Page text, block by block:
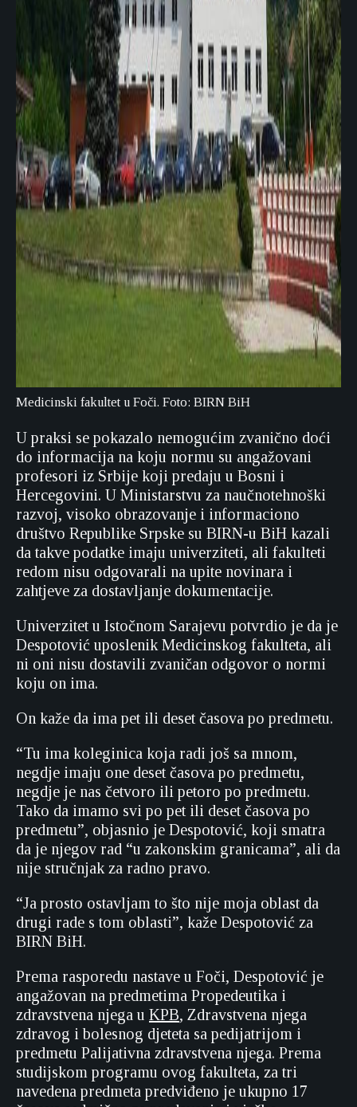
Medicinski fakultet u Foči. Foto: BIRN BiH
U praksi se pokazalo nemogućim zvanično doći
do informacija na koju normu su angažovani
profesori iz Srbije koji predaju u Bosni i
Hercegovini. U Ministarstvu za naučnotehnoški
razvoj, visoko obrazovanje i informaciono
društvo Republike Srpske su BIRN-u BiH kazali
da takve podatke imaju univerziteti, ali fakulteti
redom nisu odgovarali na upite novinara i
zahtjeve za dostavljanje dokumentacije.
Univerzitet u Istočnom Sarajevu potvrdio je da je
Despotović uposlenik Medicinskog fakulteta, ali
ni oni nisu dostavili zvaničan odgovor o normi
koju on ima.
On kaže da ima pet ili deset časova po predmetu.
“Tu ima koleginica koja radi još sa mnom,
negdje imaju one deset časova po predmetu,
negdje je nas četvoro ili petoro po predmetu.
Tako da imamo svi po pet ili deset časova po
predmetu”, objasnio je Despotović, koji smatra
da je njegov rad “u zakonskim granicama”, ali da
nije stručnjak za radno pravo.
“Ja prosto ostavljam to što nije moja oblast da
drugi rade s tom oblasti”, kaže Despotović za
BIRN BiH.
Prema rasporedu nastave u Foči, Despotović je
angažovan na predmetima Propedeutika i
zdravstvena njega u KPB, Zdravstvena njega
zdravog i bolesnog djeteta sa pedijatrijom i
predmetu Palijativna zdravstvena njega. Prema
studijskom programu ovog fakulteta, za tri
navedena predmeta predviđeno je ukupno 17